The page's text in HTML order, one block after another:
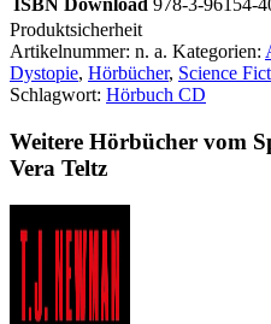
ISBN Download 978-3-96154-
Produktsicherheit
Artikelnummer: n. a. Kategorien:
Dystopie, Hörbücher, Science
Schlagwort: Hörbuch CD
Weitere Hörbücher vom
Vera Teltz